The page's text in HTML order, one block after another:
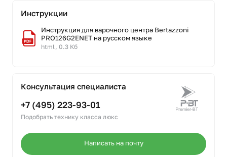
Инструкции
Инструкция для варочного центра Bertazzoni
PRO126G2ENET на русском языке
html, 0.3 Кб
Консультация специалиста
+7 (495) 223-93-01
Подобрать технику класса люкс
Написать на почту